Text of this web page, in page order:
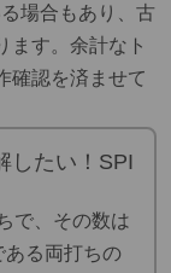
場合もあり、古
ます。余計なト
確認を済ませて
したい！SPI
で、その数は
ある両打ちの